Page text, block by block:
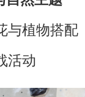
与植物搭配
活动